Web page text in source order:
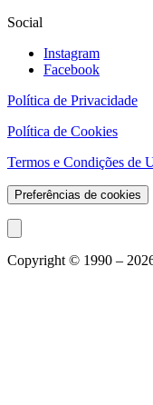
Social
Instagram
Facebook
Política de Privacidade
Política de Cookies
Termos e Condições de
Preferências de cookies
Copyright © 1990 –